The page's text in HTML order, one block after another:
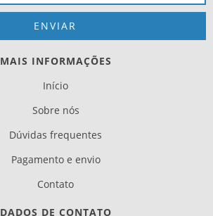
MAIS INFORMAÇÕES
Início
Sobre nós
Dúvidas frequentes
Pagamento e envio
Contato
DADOS DE CONTATO